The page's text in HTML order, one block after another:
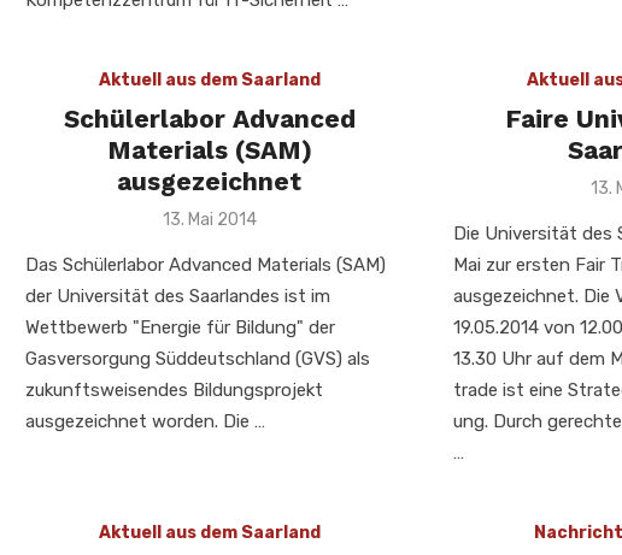
Aktuell aus dem Saarland
Schülerlabor Advanced
Materials (SAM)
ausgezeichnet
Veröffentlicht
13. Mai 2014
Das Schülerlabor Advanced Materials (SAM)
der Universität des Saarlandes ist im
Wettbewerb "Energie für Bildung" der
Gasversorgung Süddeutschland (GVS) als
zukunftsweisendes Bildungsprojekt
ausgezeichnet worden. Die …
Aktuell
Faire
13.
Die Universität des
Mai zur ersten Fair
ausgezeichnet. Die
19.05.2014 von
13.30 Uhr auf dem
trade ist eine
ung. Durch
…
Aktuell aus dem Saarland